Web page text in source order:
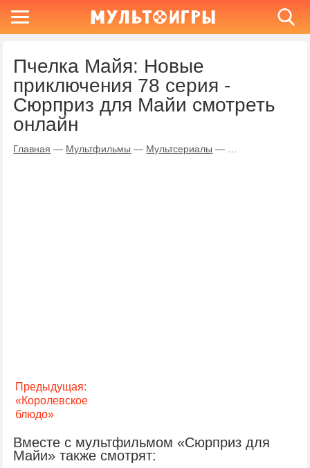
Пчелка Майя: Новые
приключения 78 серия -
Сюрприз для Майи смотреть
онлайн
Главная — Мультфильмы — Мультсериалы —
Предыдущая:
«Королевское
блюдо»
Вместе с мультфильмом «Сюрприз для
Майи» также смотрят: